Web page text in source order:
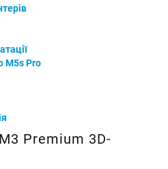
M5s Pro
Premium 3D-